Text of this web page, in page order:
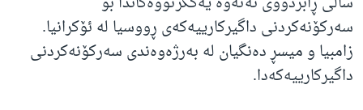
سەرکۆنەکردنی داگیرکارییەکەی ڕووسیا لە ئۆکرانیا.
زامبیا و میسڕ دەنگیان لە بەرژەوەندی سەرکۆنەکردنی
داگیرکارییەکەدا.